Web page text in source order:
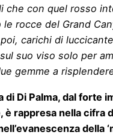
che con quel rosso
le rocce del Grand
carichi di
suo viso solo per
gemme a
di Di Palma, dal forte
è rappresa nella cifra
della